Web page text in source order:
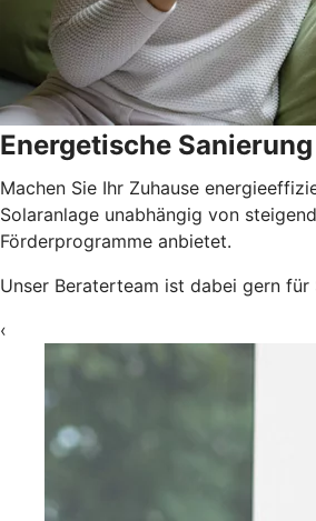
Energetische
Machen Sie Ihr Zuhause
Solaranlage unabhängig von
Förderprogramme anbietet.
Unser Beraterteam ist dabei gern für
‹